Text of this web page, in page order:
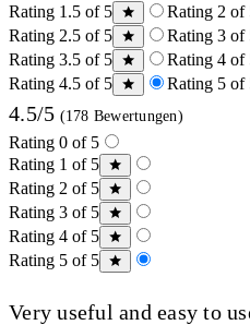
Rating 1.5 of 5
Rating 2 of
Rating 2.5 of 5
Rating 3 of
Rating 3.5 of 5
Rating 4 of
Rating 4.5 of 5
Rating 5 of
4.5/5 (178 Bewertungen)
Rating 0 of 5
Rating 1 of 5
Rating 2 of 5
Rating 3 of 5
Rating 4 of 5
Rating 5 of 5
Very useful and easy to